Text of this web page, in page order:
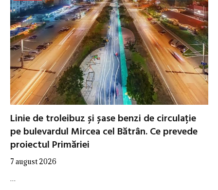
Linie de troleibuz și șase benzi de circulație
pe bulevardul Mircea cel Bătrân. Ce prevede
proiectul Primăriei
7 august 2026
…